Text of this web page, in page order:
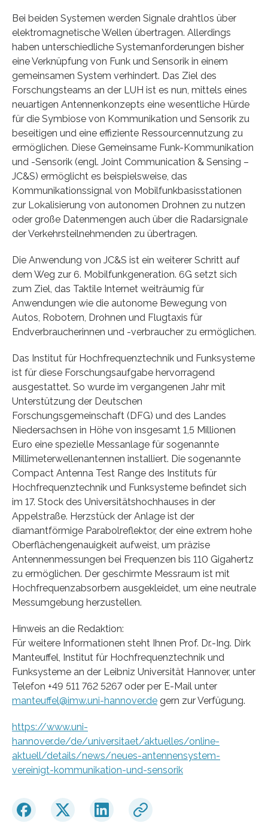
Bei beiden Systemen werden Signale drahtlos über
elektromagnetische Wellen übertragen. Allerdings
haben unterschiedliche Systemanforderungen bisher
eine Verknüpfung von Funk und Sensorik in einem
gemeinsamen System verhindert. Das Ziel des
Forschungsteams an der LUH ist es nun, mittels eines
neuartigen Antennenkonzepts eine wesentliche Hürde
für die Symbiose von Kommunikation und Sensorik zu
beseitigen und eine effiziente Ressourcennutzung zu
ermöglichen. Diese Gemeinsame Funk-Kommunikation
und -Sensorik (engl. Joint Communication & Sensing –
JC&S) ermöglicht es beispielsweise, das
Kommunikationssignal von Mobilfunkbasisstationen
zur Lokalisierung von autonomen Drohnen zu nutzen
oder große Datenmengen auch über die Radarsignale
der Verkehrsteilnehmenden zu übertragen.
Die Anwendung von JC&S ist ein weiterer Schritt auf
dem Weg zur 6. Mobilfunkgeneration. 6G setzt sich
zum Ziel, das Taktile Internet weiträumig für
Anwendungen wie die autonome Bewegung von
Autos, Robotern, Drohnen und Flugtaxis für
Endverbraucherinnen und -verbraucher zu ermöglichen.
Das Institut für Hochfrequenztechnik und Funksysteme
ist für diese Forschungsaufgabe hervorragend
ausgestattet. So wurde im vergangenen Jahr mit
Unterstützung der Deutschen
Forschungsgemeinschaft (DFG) und des Landes
Niedersachsen in Höhe von insgesamt 1,5 Millionen
Euro eine spezielle Messanlage für sogenannte
Millimeterwellenantennen installiert. Die sogenannte
Compact Antenna Test Range des Instituts für
Hochfrequenztechnik und Funksysteme befindet sich
im 17. Stock des Universitätshochhauses in der
Appelstraße. Herzstück der Anlage ist der
diamantförmige Parabolreflektor, der eine extrem hohe
Oberflächengenauigkeit aufweist, um präzise
Antennenmessungen bei Frequenzen bis 110 Gigahertz
zu ermöglichen. Der geschirmte Messraum ist mit
Hochfrequenzabsorbern ausgekleidet, um eine neutrale
Messumgebung herzustellen.
Hinweis an die Redaktion:
Für weitere Informationen steht Ihnen Prof. Dr.-Ing. Dirk
Manteuffel, Institut für Hochfrequenztechnik und
Funksysteme an der Leibniz Universität Hannover, unter
Telefon +49 511 762 5267 oder per E-Mail unter
manteuffel@imw.uni-hannover.de gern zur Verfügung.
https://www.uni-
hannover.de/de/universitaet/aktuelles/online-
aktuell/details/news/neues-antennensystem-
vereinigt-kommunikation-und-sensorik